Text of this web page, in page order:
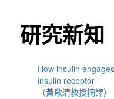
研究新知
How insulin
insulin receptor
（黃啟清教授摘譯）